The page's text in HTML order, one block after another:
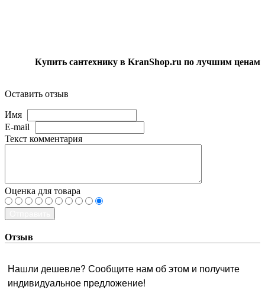
Купить сантехнику в KranShop.ru по лучшим ценам
Оставить отзыв
Имя
E-mail
Текст комментария
Оценка для товара
Отзыв
Нашли дешевле? Сообщите нам об этом и получите
индивидуальное предложение!